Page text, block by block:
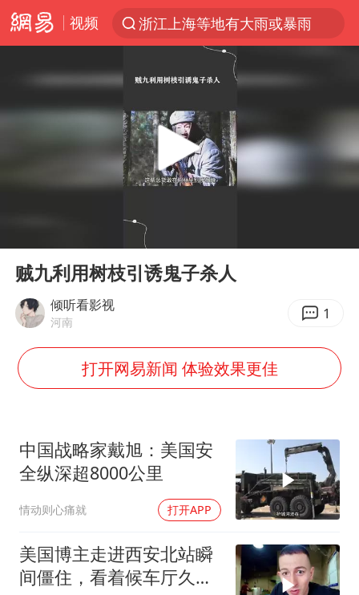
视频
浙江上海等地有大雨或暴雨
光影经济撬动暑期消费新蓝海
隔20米开高仿奶茶店被判赔35万元
多家A股公司收到美国关税退款
直击东北超：哈尔滨vs通辽
36岁男演员成景区NPC后人气爆棚
几元成本的AI广告导致千万市值蒸发
梁家辉：到内地拍戏不是北上是回归
郑丽文：台湾从来没有“独立”过
酒店回应车内过夜被收150元
梁家辉百花奖演讲落泪
人民的健康、体质、幸福一脉相承
Play
贼九利用树枝引诱鬼子杀人
倾听看影视
河南 1
打开网易新闻 体验效果更佳
中国战略家戴旭：美国安
全纵深超8000公里
情动则心痛就 打开APP
美国博主走进西安北站瞬
间僵住，看着候车厅久久